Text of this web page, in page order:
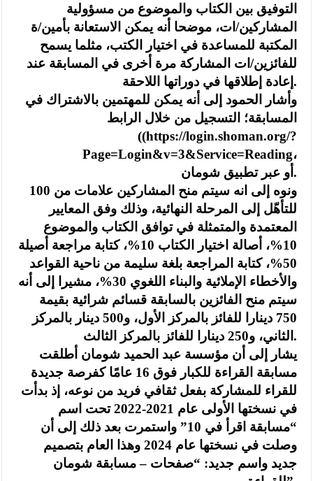
التوفيق بين الكتاب والموضوع من مسؤولية
المشاركين/ات، موضحا أنه يمكن الاستعانة بأمين/ة
المكتبة للمساعدة في اختيار الكتب، مثلما يسمح
للفائزين/ات المشاركة مرة أخرى في المسابقة عند
إعادة إطلاقها في دوراتها اللاحقة.
وأشار الحمود إلى أنه يمكن للمهتمين بالاشتراك في
المسابقة؛ التسجيل من خلال الرابط
((https://login.shoman.org/?
Page=Login&v=3&Service=Reading،
أو عبر تطبيق شومان.
ونوه إلى انه سيتم منح المشاركين علامات من 100
للتأهّل إلى المرحلة النهائية، وذلك وفق المعايير
المعتمدة والمتمثلة في توافق الكتاب والموضوع
10%، أصالة اختيار الكتاب 10%، كتابة مراجعة أصيلة
50%، كتابة المراجعة بلغة سليمة من ناحية القواعد
والأخطاء الإملائية والبناء اللغوي 30%، مشيرا إلى أنه
سيتم منح الفائزين بالسابقة قسائم شرائية بقيمة
750 دينارا للفائز بالمركز الأول، و500 دينار بالمركز
الثاني، و250 دينارا للفائز بالمركز الثالث.
يشار إلى أن مؤسسة عبد الحميد شومان أطلقت
مسابقة القراءة للكبار فوق 16 عامًا كفرصة جديدة
للقراء للمشاركة بفعل ثقافي فريد من نوعه، إذ بدأت
في نسختها الأولى عام 2021-2022 تحت اسم
“مسابقة اقرأ في 10” واستمرت بعد ذلك إلى أن
وصلت في نسختها عام 2024 وهذا العام بتصميم
جديد واسم جديد: “صفحات – مسابقة شومان